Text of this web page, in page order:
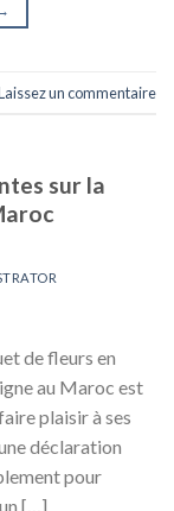
un commentaire
sur la
de fleurs en
au Maroc est
plaisir à ses
déclaration
pour
[…]